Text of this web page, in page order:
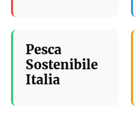
Pesca
Sostenibile
Italia